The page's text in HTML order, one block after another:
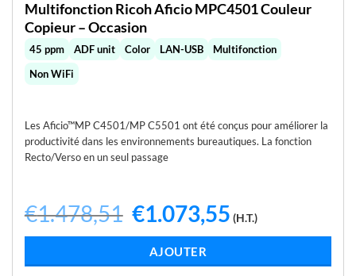
Multifonction Ricoh Aficio MPC4501 Couleur
Copieur – Occasion
45 ppm ADF unit Color LAN-USB
Multifonction
Non WiFi
Les Aficio™MP C4501/MP C5501 ont été conçus pour améliorer la
productivité dans les environnements bureautiques. La fonction
Recto/Verso en un seul passage
€1.478,51 Le
prix
initial
était :
€1.478,51.
€1.073,55prix
actuel
€1.073,55.
(H.T.)
LIRE LA SUITE